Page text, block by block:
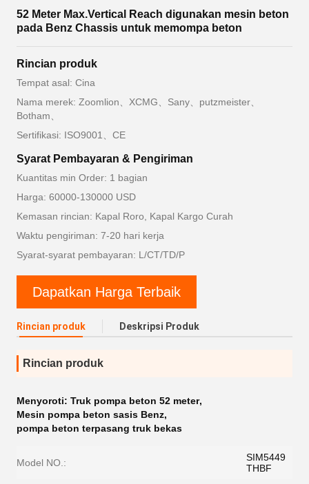
52 Meter Max.Vertical Reach digunakan mesin beton
pada Benz Chassis untuk memompa beton
Rincian produk
Tempat asal: Cina
Nama merek: Zoomlion、XCMG、Sany、putzmeister、
Botham、
Sertifikasi: ISO9001、CE
Syarat Pembayaran & Pengiriman
Kuantitas min Order: 1 bagian
Harga: 60000-130000 USD
Kemasan rincian: Kapal Roro, Kapal Kargo Curah
Waktu pengiriman: 7-20 hari kerja
Syarat-syarat pembayaran: L/CT/TD/P
Dapatkan Harga Terbaik
Rincian produk Deskripsi Produk
Rincian produk
Menyoroti: Truk pompa beton 52 meter,
Mesin pompa beton sasis Benz,
pompa beton terpasang truk bekas
Model NO.:
SIM5449
THBF